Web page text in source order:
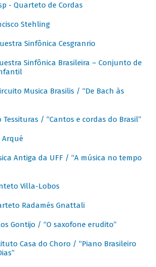
- Quarteto de Cordas
Stehling
Sinfônica Cesgranrio
Sinfônica Brasileira – Conjunto de
Musica Brasilis / “De Bach às
Tessituras / “Cantos e cordas do Brasil”
Arqué
Antiga da UFF / “A música no tempo
Villa-Lobos
Radamés Gnattali
Gontijo / “O saxofone erudito”
Casa do Choro / “Piano Brasileiro